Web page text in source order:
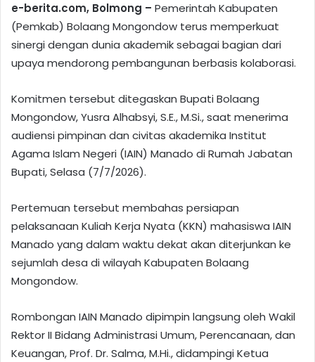
e-berita.com, Bolmong – Pemerintah Kabupaten
(Pemkab) Bolaang Mongondow terus memperkuat
sinergi dengan dunia akademik sebagai bagian dari
upaya mendorong pembangunan berbasis kolaborasi.
Komitmen tersebut ditegaskan Bupati Bolaang
Mongondow, Yusra Alhabsyi, S.E., M.Si., saat menerima
audiensi pimpinan dan civitas akademika Institut
Agama Islam Negeri (IAIN) Manado di Rumah Jabatan
Bupati, Selasa (7/7/2026).
Pertemuan tersebut membahas persiapan
pelaksanaan Kuliah Kerja Nyata (KKN) mahasiswa IAIN
Manado yang dalam waktu dekat akan diterjunkan ke
sejumlah desa di wilayah Kabupaten Bolaang
Mongondow.
Rombongan IAIN Manado dipimpin langsung oleh Wakil
Rektor II Bidang Administrasi Umum, Perencanaan, dan
Keuangan, Prof. Dr. Salma, M.Hi., didampingi Ketua